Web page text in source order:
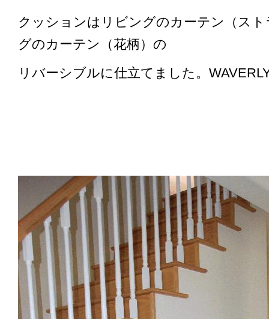
クッションはリビングのカーテン（ス
グのカーテン（花柄）の
リバーシブルに仕立てました。